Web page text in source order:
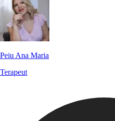
Peiu Ana Maria
Terapeut